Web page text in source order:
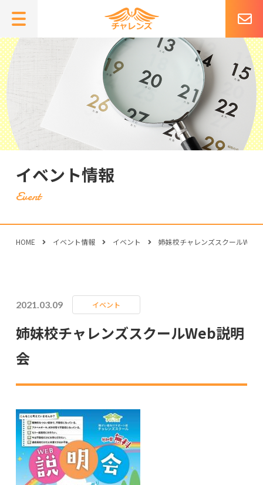
イベント情報
HOME イベント情報 イベント 姉妹校チャレンズスクールWeb
2021.03.09 イベント
姉妹校チャレンズスクールWeb説明
会